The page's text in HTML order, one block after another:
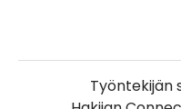
Työntekijän